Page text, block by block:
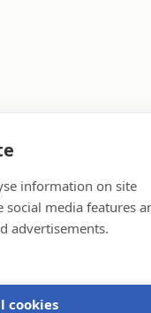
information on site
media features
advertisements.
cookies